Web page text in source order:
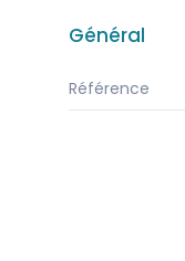
Général
Référence